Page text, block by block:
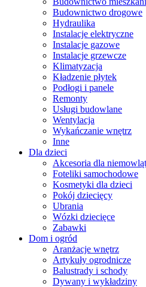
Budownictwo drogowe
Hydraulika
Instalacje elektryczne
Instalacje gazowe
Instalacje grzewcze
Klimatyzacja
Kładzenie płytek
Podłogi i panele
Remonty
Usługi budowlane
Wentylacja
Wykańczanie wnętrz
Inne
Dla dzieci
Akcesoria dla niemowląt
Foteliki samochodowe
Kosmetyki dla dzieci
Pokój dziecięcy
Ubrania
Wózki dziecięce
Zabawki
Dom i ogród
Aranżacje wnętrz
Artykuły ogrodnicze
Balustrady i schody
Dywany i wykładziny